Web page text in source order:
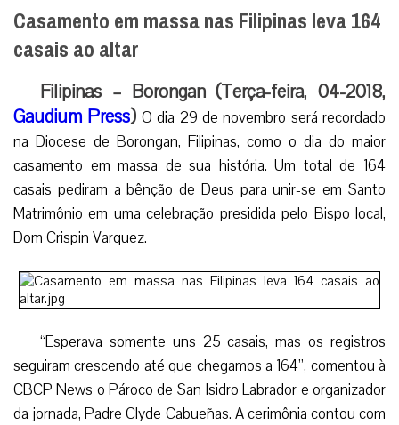
Casamento em massa nas Filipinas leva 164
casais ao altar
Filipinas – Borongan (Terça-feira, 04-2018,
Gaudium Press) O dia 29 de novembro será recordado
na Diocese de Borongan, Filipinas, como o dia do maior
casamento em massa de sua história. Um total de 164
casais pediram a bênção de Deus para unir-se em Santo
Matrimônio em uma celebração presidida pelo Bispo local,
Dom Crispin Varquez.
“Esperava somente uns 25 casais, mas os registros
seguiram crescendo até que chegamos a 164”, comentou à
CBCP News o Pároco de San Isidro Labrador e organizador
da jornada, Padre Clyde Cabueñas. A cerimônia contou com